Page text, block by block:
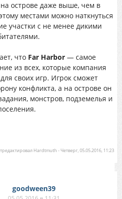
острове даже выше, чем в
местами можно наткнуться
участки с не менее дикими
что Far Harbor— самое
из всех, которые компания
своих игр. Игрок сможет
конфликта, а на острове он
монстров, подземелья и
Hardtmuth -Четверг, 05.05.2016, 11:23
goodween39